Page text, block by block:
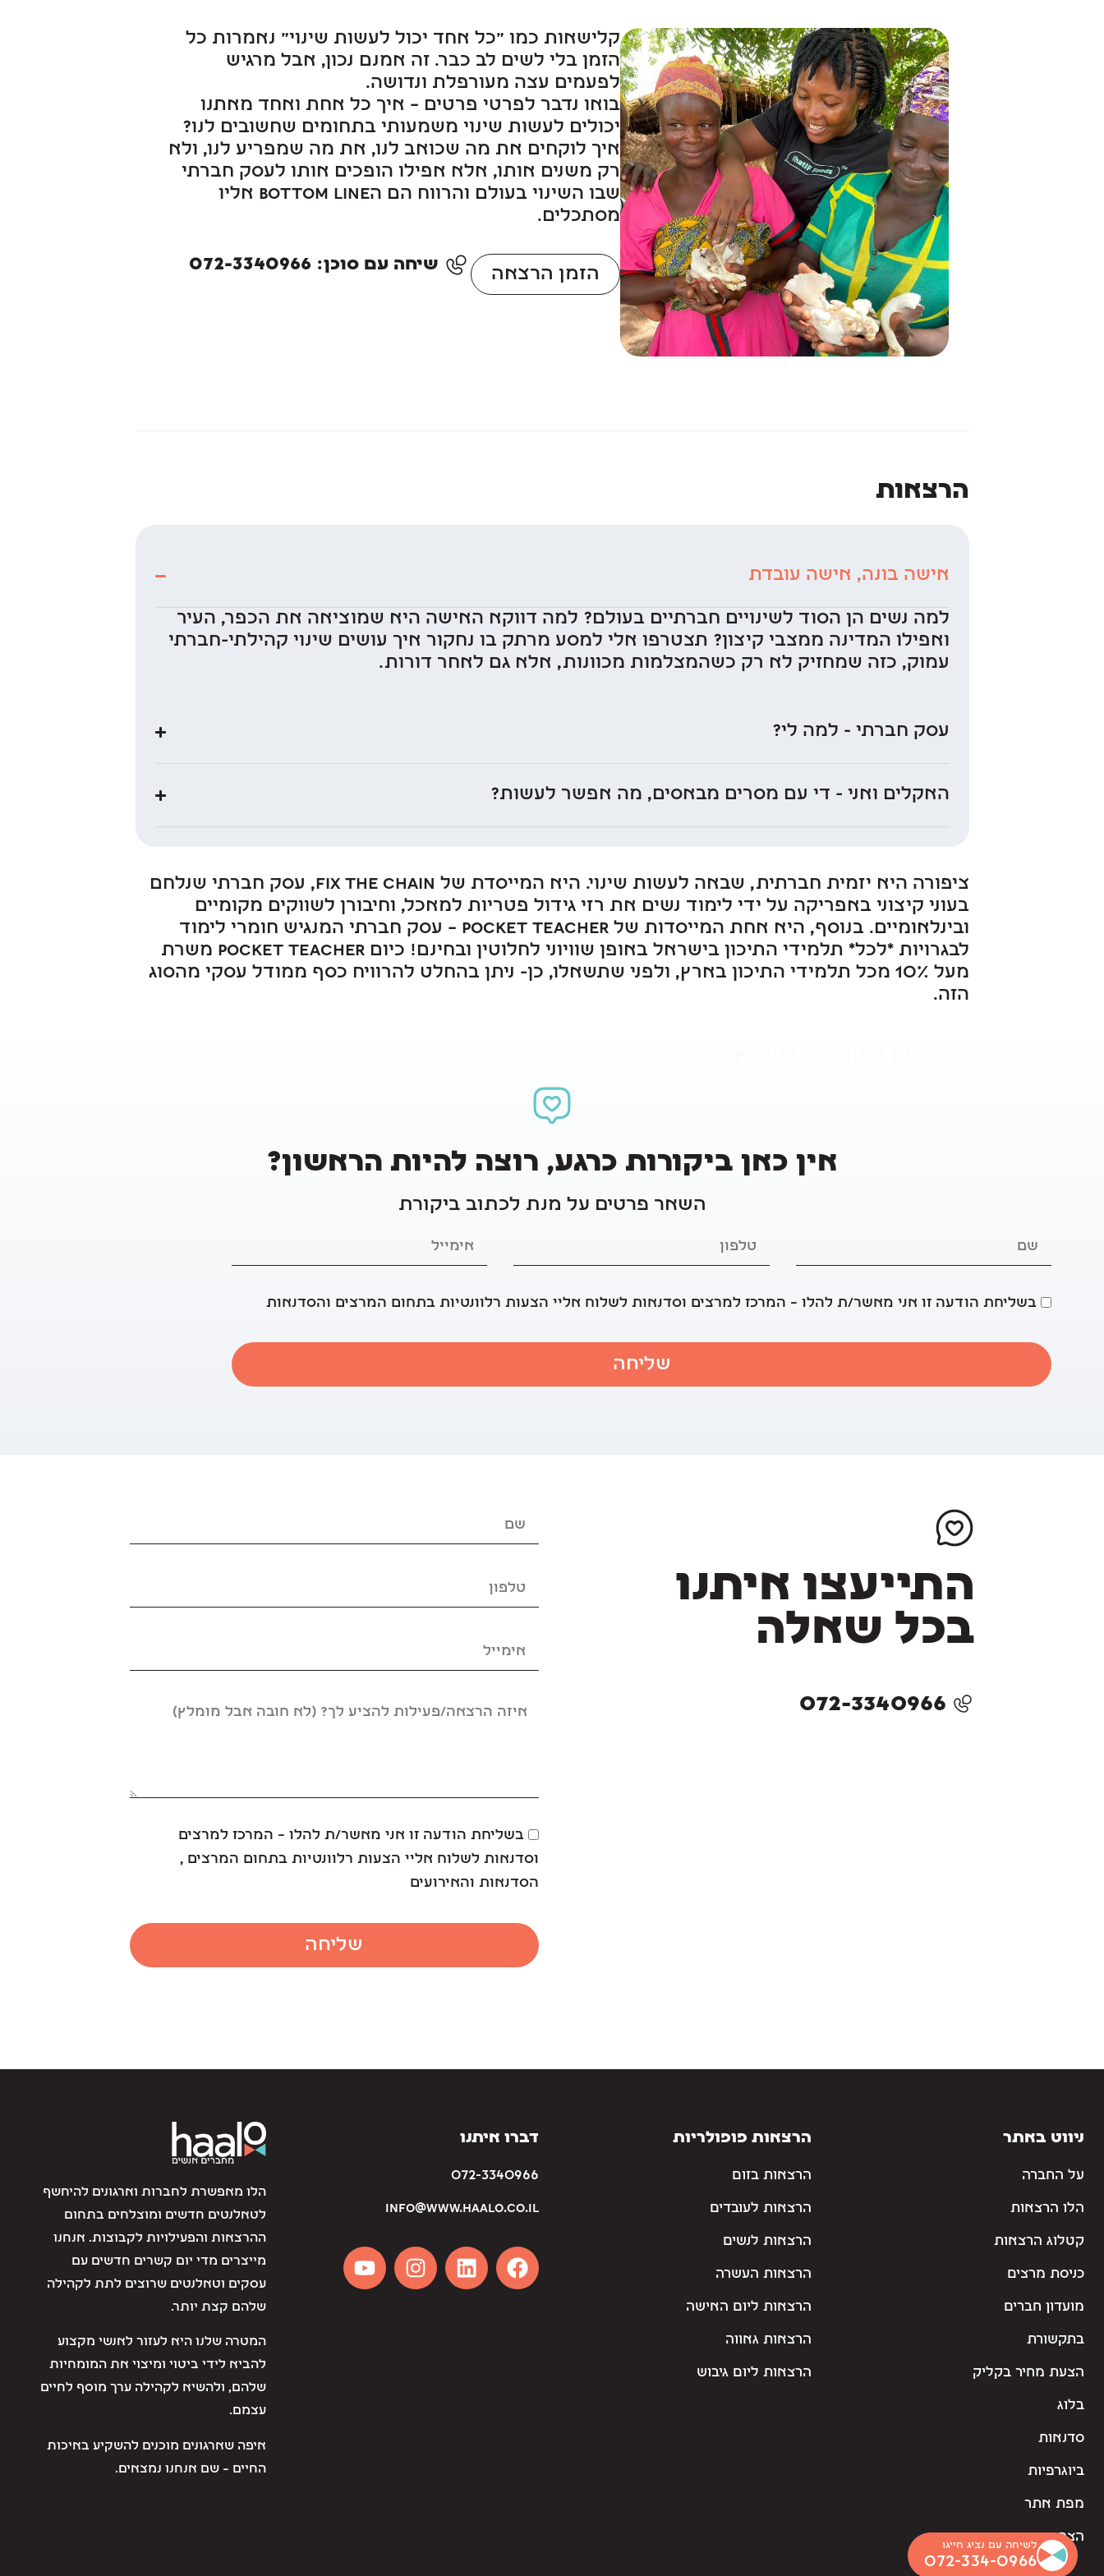
קלישאות כמו "כל אחד יכול לעשות שינוי" נאמרות כל
הזמן בלי לשים לב כבר. זה אמנם נכון, אבל מרגיש
לפעמים עצה מעורפלת ונדושה.
בואו נדבר לפרטי פרטים – איך כל אחת ואחד מאתנו
יכולים לעשות שינוי משמעותי בתחומים שחשובים לנו?
איך לוקחים את מה שכואב לנו, את מה שמפריע לנו, ולא
רק משנים אותו, אלא אפילו הופכים אותו לעסק חברתי
שבו השינוי בעולם והרווח הם הbottom line אליו
מסתכלים.
הזמן הרצאה שיחה עם סוכן: 072-3340966
הרצאות
אישה בונה, אישה עובדת
למה נשים הן הסוד לשינויים חברתיים בעולם? למה דווקא האישה היא שמוציאה את הכפר, העיר
ואפילו המדינה ממצבי קיצון? תצטרפו אלי למסע מרתק בו נחקור איך עושים שינוי קהילתי-חברתי
עמוק, כזה שמחזיק לא רק כשהמצלמות מכוונות, אלא גם לאחר דורות.
עסק חברתי - למה לי?
האקלים ואני - די עם מסרים מבאסים, מה אפשר לעשות?
ציפורה היא יזמית חברתית, שבאה לעשות שינוי. היא המייסדת של Fix the Chain, עסק חברתי שנלחם
בעוני קיצוני באפריקה על ידי לימוד נשים את רזי גידול פטריות למאכל, וחיבורן לשווקים מקומיים
ובינלאומיים. בנוסף, היא אחת המייסדות של Pocket Teacher – עסק חברתי המנגיש חומרי לימוד
לבגרויות *לכל* תלמידי התיכון בישראל באופן שוויוני לחלוטין ובחינם! כיום Pocket Teacher משרת
מעל 10% מכל תלמידי התיכון בארץ, ולפני שתשאלו, כן- ניתן בהחלט להרוויח כסף ממודל עסקי מהסוג
הזה.
אין כאן ביקורות כרגע, רוצה להיות הראשון?
השאר פרטים על מנת לכתוב ביקורת
בשליחת הודעה זו אני מאשר/ת להלו – המרכז למרצים וסדנאות לשלוח אליי הצעות רלוונטיות בתחום המרצים והסדנאות
שליחה
התייעצו איתנו
בכל שאלה
072-3340966
בשליחת הודעה זו אני מאשר/ת להלו – המרכז למרצים
וסדנאות לשלוח אליי הצעות רלוונטיות בתחום המרצים ,
הסדנאות והאירועים
שליחה
ניווט באתר
על החברה
הלו הרצאות
קטלוג הרצאות
כניסת מרצים
מועדון חברים
בתקשורת
הצעת מחיר בקליק
בלוג
סדנאות
ביוגרפיות
מפת אתר
הצהרת נגישות
לשיחה עם נציג חייגו
072-334-0966
הרצאות פופולריות
הרצאות בזום
הרצאות לעובדים
הרצאות לנשים
הרצאות העשרה
הרצאות ליום האישה
הרצאות גאווה
הרצאות ליום גיבוש
דברו איתנו
072-3340966
info@www.haalo.co.il
הלו מאפשרת לחברות וארגונים להיחשף
לטאלנטים חדשים ומוצלחים בתחום
ההרצאות והפעילויות לקבוצות. אנחנו
מייצרים מדי יום קשרים חדשים עם
עסקים וטאלנטים שרוצים לתת לקהילה
שלהם קצת יותר.
המטרה שלנו היא לעזור לאנשי מקצוע
להביא לידי ביטוי ומיצוי את המומחיות
שלהם, ולהשיא לקהילה ערך מוסף לחיים
עצמם.
איפה שארגונים מוכנים להשקיע באיכות
החיים – שם אנחנו נמצאים.